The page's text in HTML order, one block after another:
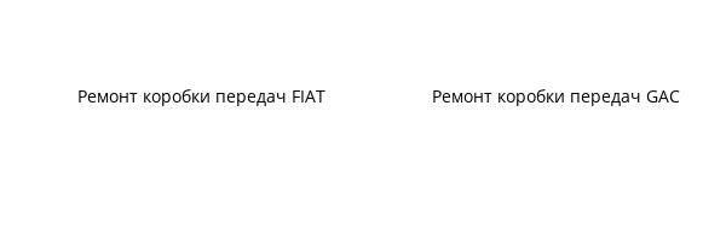
Ремонт коробки передач FIAT Ремонт коробки передач GAC